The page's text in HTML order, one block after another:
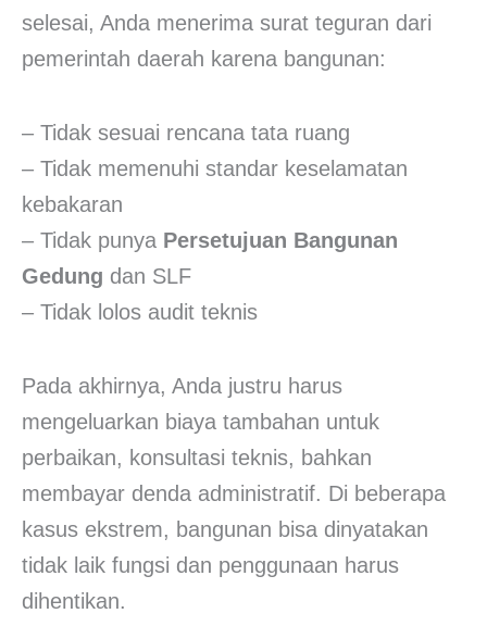
selesai, Anda menerima surat teguran dari
pemerintah daerah karena bangunan:
– Tidak sesuai rencana tata ruang
– Tidak memenuhi standar keselamatan
kebakaran
– Tidak punya Persetujuan Bangunan
Gedung dan SLF
– Tidak lolos audit teknis
Pada akhirnya, Anda justru harus
mengeluarkan biaya tambahan untuk
perbaikan, konsultasi teknis, bahkan
membayar denda administratif. Di beberapa
kasus ekstrem, bangunan bisa dinyatakan
tidak laik fungsi dan penggunaan harus
dihentikan.